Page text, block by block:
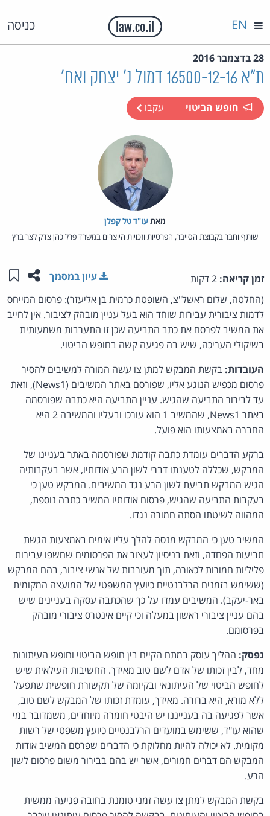
כניסה EN
28 בדצמבר 2016
ת"א 16500-12-16 דמול נ' יצחק ואח'
חופש הביטוי עקבו
מאת‏עו"ד טל קפלן
שותף וחבר בקבוצת הסייבר, הפרטיות וזכויות היוצרים במשרד פרל כהן צדק לצר ברץ
זמן קריאה: שתפו
עיון במסמך
(החלטה, שלום ראשל"צ, השופטת כרמית בן אליעזר): פרסום המייחס
לדמות ציבורית עבירות שוחד הוא בעל עניין מובהק לציבור. אין לחייב
את המשיב לפרסם את כתב התביעה שכן זו התערבות משמעותית
בשיקולי העריכה, שיש בה פגיעה קשה בחופש הביטוי.
העובדות: בקשת המבקש למתן צו עשה המורה למשיבים להסיר
פרסום מכפיש הנוגע אליו, שפורסם באתר המשיבים (News1), וזאת
עד לבירור התביעה שהגיש. עניין התביעה היא כתבה שפורסמה
באתר News1, שהמשיב 1 הוא עורכו ובעליו והמשיבה 2 היא
החברה באמצעותו הוא פועל.
ברקע הדברים עומדת כתבה קודמת שפורסמה באתר בעניינו של
המבקש, שכללה לטענתו דברי לשון הרע אודותיו, אשר בעקבותיה
הגיש המבקש תביעת לשון הרע נגד המשיבים. המבקש טען כי
בעקבות התביעה שהגיש, פרסום אודותיו המשיב כתבה נוספת,
המהווה לשיטתו הסתה חמורה נגדו.
המשיב טען כי המבקש מנסה להלך עליו אימים באמצעות הגשת
תביעות הפחדה, וזאת בניסיון לעצור את הפרסומים שחשפו עבירות
פליליות חמורות לכאורה, תוך מעורבות של אנשי ציבור, בהם המבקש
(ששימש בזמנים הרלבנטיים כיועץ המשפטי של המועצה המקומית
באר-יעקב). המשיבים עמדו על כך שהכתבה עסקה בעניינים שיש
בהם עניין ציבורי ראשון במעלה וכי קיים אינטרס ציבורי מובהק
בפרסומם.
נפסק: ההליך עוסק במתח הקיים בין חופש הביטוי וחופש העיתונות
מחד, לבין זכותו של אדם לשם טוב מאידך. החשיבות העילאית שיש
לחופש הביטוי של העיתונאי ובקיומה של תקשורת חופשית שתפעל
ללא מורא, היא ברורה. מאידך, עומדת זכותו של המבקש לשם טוב,
אשר לפגיעה בה בענייננו יש היבטי חומרה מיוחדים, משמדובר במי
שהוא עו"ד, ששימש במועדים הרלבנטיים כיועץ משפטי של רשות
מקומית. לא יכולה להיות מחלוקת כי הדברים שפרסם המשיב אודות
המבקש הם דברים חמורים, אשר יש בהם בבירור משום פרסום לשון
הרע.
בקשת המבקש למתן צו עשה זמני טומנת בחובה פגיעה ממשית